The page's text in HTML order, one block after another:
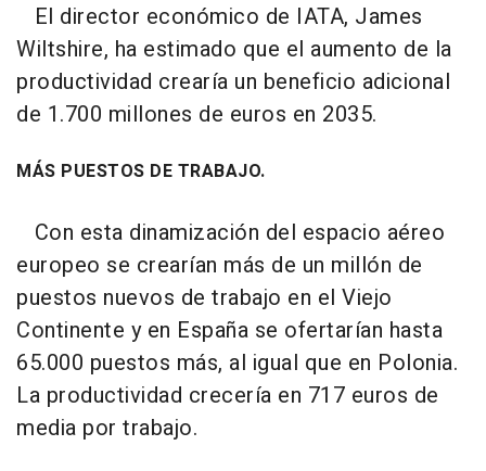
El director económico de IATA, James
Wiltshire, ha estimado que el aumento de la
productividad crearía un beneficio adicional
de 1.700 millones de euros en 2035.
MÁS PUESTOS DE TRABAJO.
Con esta dinamización del espacio aéreo
europeo se crearían más de un millón de
puestos nuevos de trabajo en el Viejo
Continente y en España se ofertarían hasta
65.000 puestos más, al igual que en Polonia.
La productividad crecería en 717 euros de
media por trabajo.